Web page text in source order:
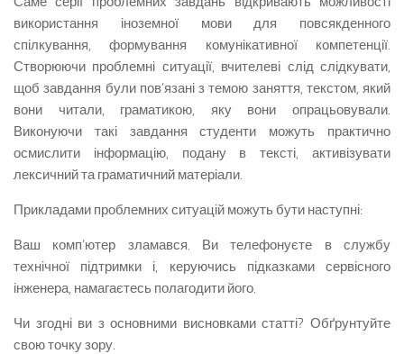
використання іноземної мови для повсякденного
спілкування, формування комунікативної компетенції.
Створюючи проблемні ситуації, вчителеві слід слідкувати,
щоб завдання були пов’язані з темою заняття, текстом, який
вони читали, граматикою, яку вони опрацьовували.
Виконуючи такі завдання студенти можуть практично
осмислити інформацію, подану в тексті, активізувати
лексичний та граматичний матеріали.
Прикладами проблемних ситуацій можуть бути наступні:
Ваш комп’ютер зламався. Ви телефонуєте в службу
технічної підтримки і, керуючись підказками сервісного
інженера, намагаєтесь полагодити його.
Чи згодні ви з основними висновками статті? Обґрунтуйте
свою точку зору.